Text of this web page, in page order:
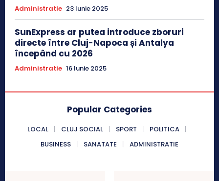
Administratie 23 Iunie 2025
SunExpress ar putea introduce zboruri
directe între Cluj-Napoca și Antalya
începând cu 2026
Administratie 16 Iunie 2025
Popular Categories
LOCAL CLUJ SOCIAL SPORT
POLITICA
BUSINESS
SANATATE ADMINISTRATIE